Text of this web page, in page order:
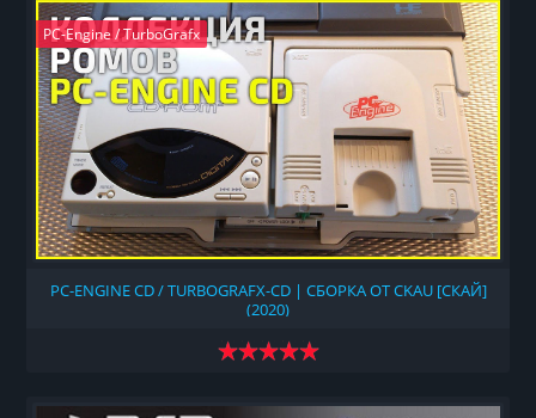
PC-Engine / TurboGrafx
PC-ENGINE CD / TURBOGRAFX-CD | СБОРКА ОТ CKAU [СКАЙ]
(2020)